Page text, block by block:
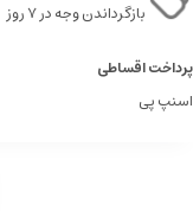
بازگرداندن وجه در ۷ روز
پرداخت اقساطی
اسنپ پی